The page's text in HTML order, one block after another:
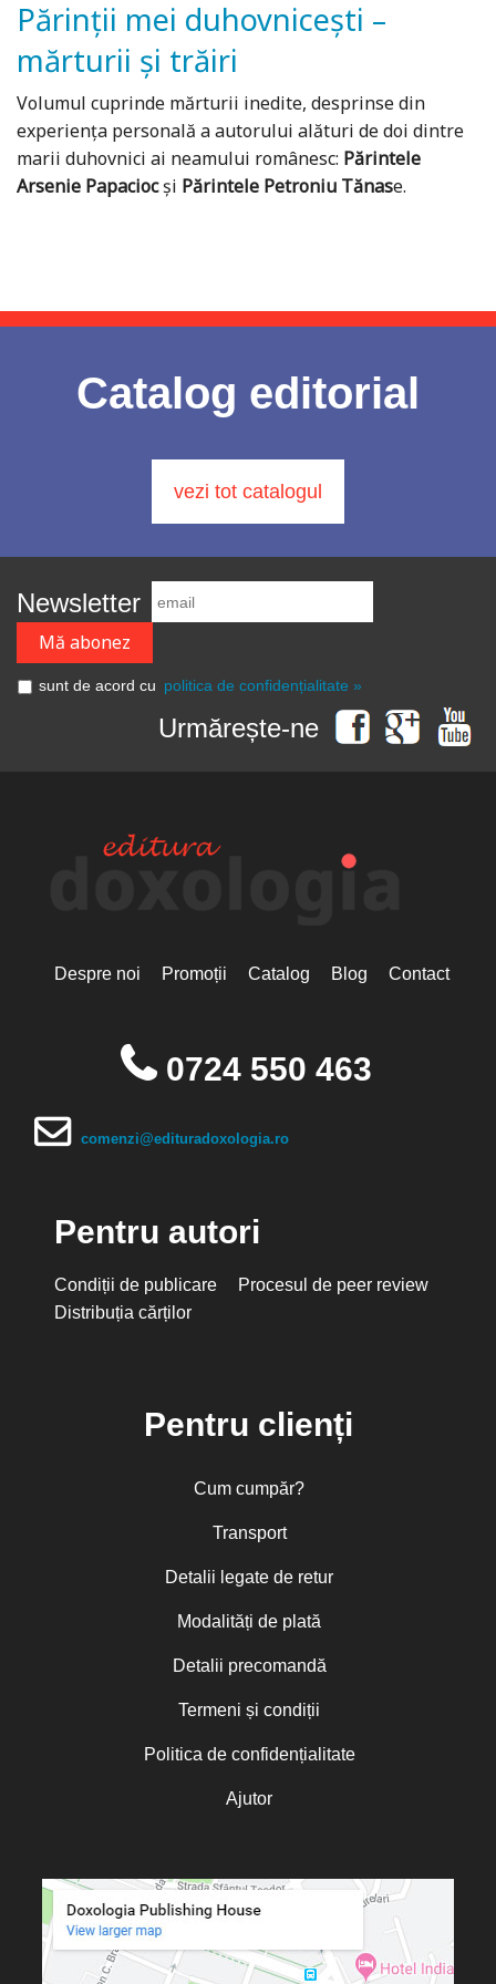
Părinții mei duhovnicești –
mărturii și trăiri
Volumul cuprinde mărturii inedite, desprinse din
experiența personală a autorului alături de doi dintre
marii duhovnici ai neamului românesc: Părintele
Arsenie Papaciocși Părintele Petroniu Tănase.
Catalog editorial
vezi tot catalogul
Newsletter
sunt de acord cu politica de confidențialitate »
Urmărește-ne
Despre noi Promoții Catalog Blog Contact
0724 550 463
comenzi@edituradoxologia.ro
Pentru autori
Condiții de publicare
Procesul de peer review
Distribuția cărților
Pentru clienți
Cum cumpăr?
Transport
Detalii legate de retur
Modalități de plată
Detalii precomandă
Termeni și condiții
Politica de confidențialitate
Ajutor